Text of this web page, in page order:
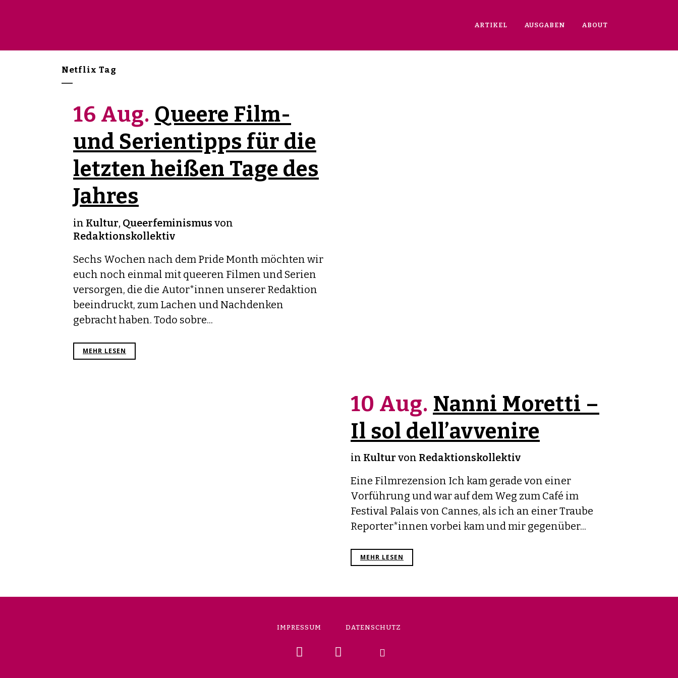
ARTIKEL AUSGABEN ABOUT
Netflix Tag
16 Aug. Queere Film-
und Serientipps für die
letzten heißen Tage des
Jahres
in Kultur, Queerfeminismus von
Redaktionskollektiv
Sechs Wochen nach dem Pride Month möchten wir
euch noch einmal mit queeren Filmen und Serien
versorgen, die die Autor*innen unserer Redaktion
beeindruckt, zum Lachen und Nachdenken
gebracht haben. Todo sobre...
MEHR LESEN
10 Aug. Nanni Moretti –
Il sol dell’avvenire
in Kultur von Redaktionskollektiv
Eine Filmrezension Ich kam gerade von einer
Vorführung und war auf dem Weg zum Café im
Festival Palais von Cannes, als ich an einer Traube
Reporter*innen vorbei kam und mir gegenüber...
MEHR LESEN
IMPRESSUM DATENSCHUTZ